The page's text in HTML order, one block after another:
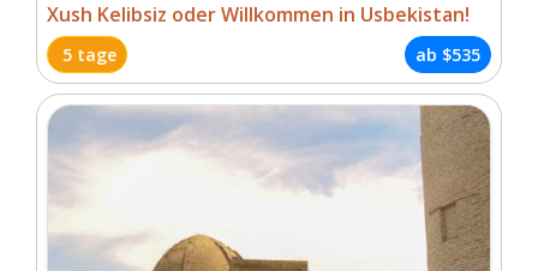
Xush Kelibsiz oder Willkommen in Usbekistan!
5 tage ab $535